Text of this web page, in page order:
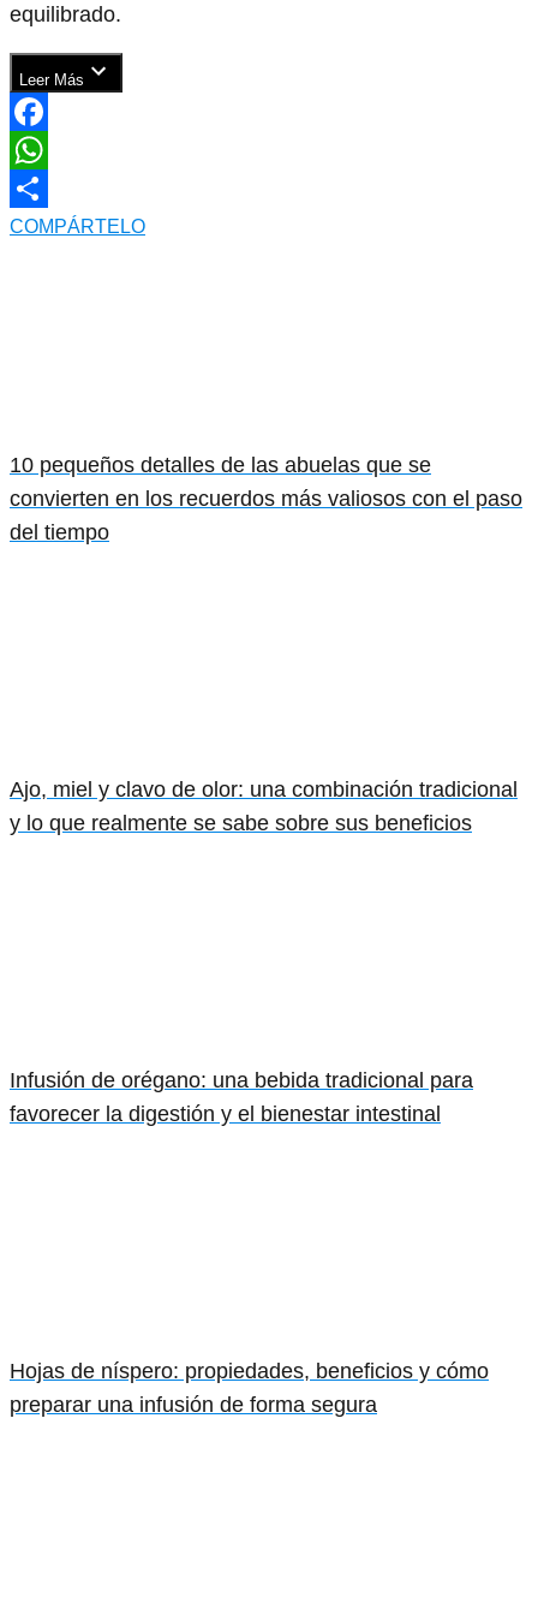
equilibrado.
Leer Más
Facebook
WhatsApp
COMPÁRTELO
10 pequeños detalles de las abuelas que se
convierten en los recuerdos más valiosos con el paso
del tiempo
Ajo, miel y clavo de olor: una combinación tradicional
y lo que realmente se sabe sobre sus beneficios
Infusión de orégano: una bebida tradicional para
favorecer la digestión y el bienestar intestinal
Hojas de níspero: propiedades, beneficios y cómo
preparar una infusión de forma segura